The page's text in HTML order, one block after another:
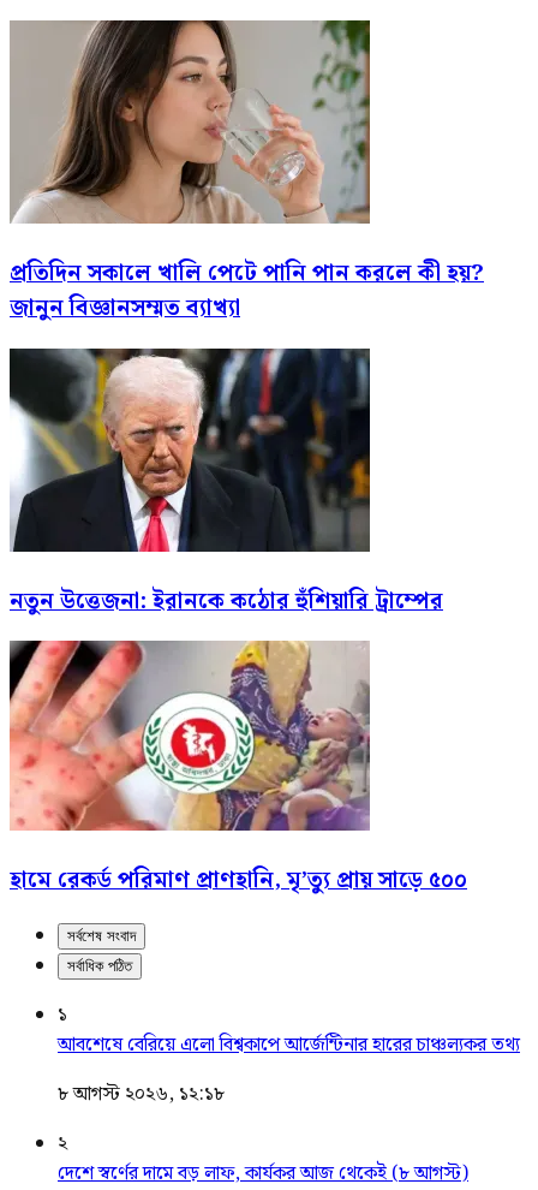
প্রতিদিন সকালে খালি পেটে পানি পান করলে কী হয়?
জানুন বিজ্ঞানসম্মত ব্যাখ্যা
নতুন উত্তেজনা: ইরানকে কঠোর হুঁশিয়ারি ট্রাম্পের
হামে রেকর্ড পরিমাণ প্রাণহানি, মৃ’ত্যু প্রায় সাড়ে ৫০০
সর্বশেষ সংবাদ
সর্বাধিক পঠিত
১
আবশেষে বেরিয়ে এলো বিশ্বকাপে আর্জেন্টিনার হারের চাঞ্চল্যকর তথ্য
৮ আগস্ট ২০২৬, ১২:১৮
২
দেশে স্বর্ণের দামে বড় লাফ, কার্যকর আজ থেকেই (৮ আগস্ট)